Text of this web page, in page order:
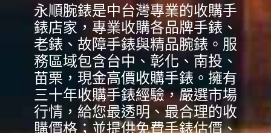
永順腕錶是中台灣專業的收購手
錶店家，專業收購各品牌手錶、
老錶、故障手錶與精品腕錶。服
務區域包含台中、彰化、南投、
苗栗，現金高價收購手錶。擁有
三十年收購手錶經驗，嚴選市場
行情，給您最透明、最合理的收
購價格；並提供免費手錶估價、